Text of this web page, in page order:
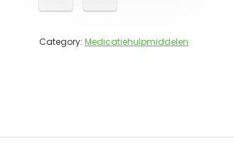
Category: Medicatiehulpmiddelen